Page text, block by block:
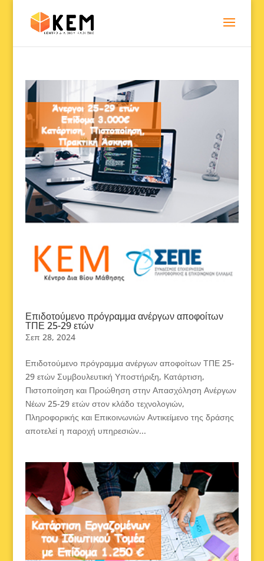
Επιδοτούμενο πρόγραμμα ανέργων αποφοίτων
ΤΠΕ 25-29 ετών
Σεπ 28, 2024
Επιδοτούμενο πρόγραμμα ανέργων αποφοίτων ΤΠΕ 25-
29 ετών Συμβουλευτική Υποστήριξη, Κατάρτιση,
Πιστοποίηση και Προώθηση στην Απασχόληση Ανέργων
Νέων 25-29 ετών στον κλάδο τεχνολογιών,
Πληροφορικής και Επικοινωνιών Αντικείμενο της δράσης
αποτελεί η παροχή υπηρεσιών...